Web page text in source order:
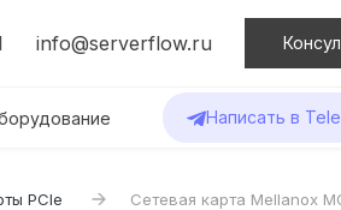
info@serverflow.ru
Написать в
PCIe Сетевая карта Mellanox